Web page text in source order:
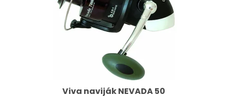
Viva naviják NEVADA 50